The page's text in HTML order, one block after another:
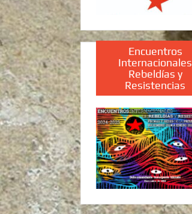
Encuentros
Internacionales
Rebeldías y
Resistencias